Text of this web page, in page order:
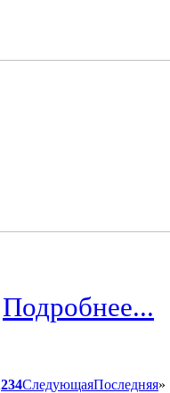
Подробнее...
234СледующаяПоследняя»